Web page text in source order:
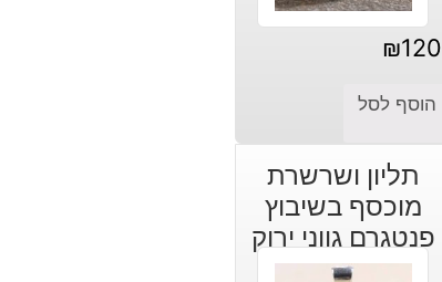
₪120
הוסף לסל
תליון ושרשרת
מוכסף בשיבוץ
פנטגרם גווני ירוק